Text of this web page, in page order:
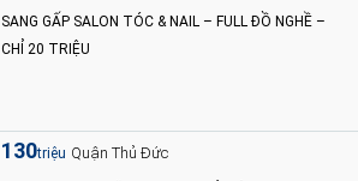
SANG GẤP SALON TÓC & NAIL – FULL ĐỒ NGHỀ –
CHỈ 20 TRIỆU
130triệu Quận Thủ Đức